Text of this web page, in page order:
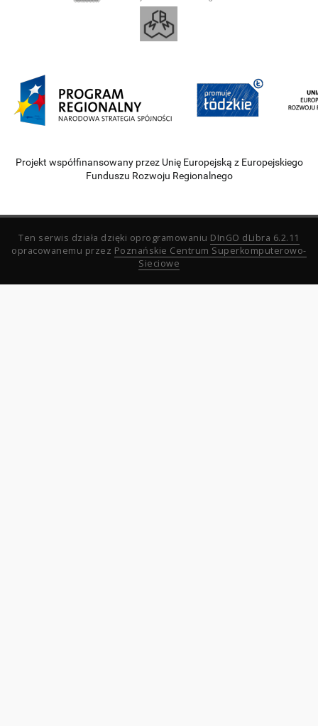
Projekt współfinansowany przez Unię Europejską z Europejskiego
Funduszu Rozwoju Regionalnego
Ten serwis działa dzięki oprogramowaniu DInGO dLibra 6.2.11
opracowanemu przez Poznańskie Centrum Superkomputerowo-
Sieciowe